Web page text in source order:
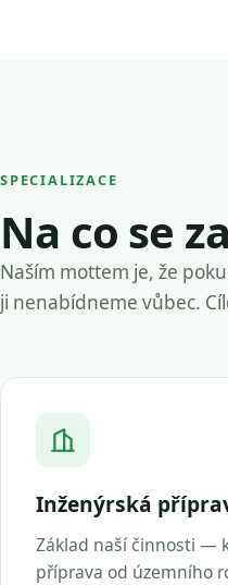
SPECIALIZACE
Na co se
Naším mottem je, že
ji nenabídneme vůbec.
Inženýrská
Základ naší činnosti —
příprava od územního